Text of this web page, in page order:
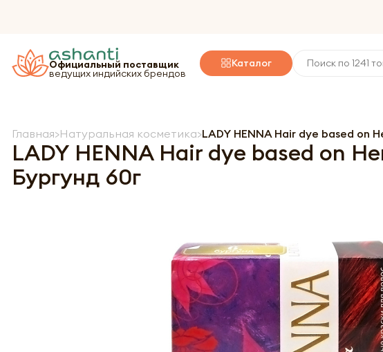
Официальный поставщик
ведущих индийских брендов
Каталог
Главная Натуральная косметика LADY HENNA Hair dye based on
LADY HENNA Hair dye based on
Бургунд 60г